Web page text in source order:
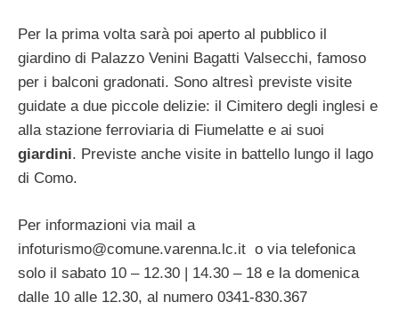
Per la prima volta sarà poi aperto al pubblico il
giardino di Palazzo Venini Bagatti Valsecchi, famoso
per i balconi gradonati. Sono altresì previste visite
guidate a due piccole delizie: il Cimitero degli inglesi e
alla stazione ferroviaria di Fiumelatte e ai suoi
giardini. Previste anche visite in battello lungo il lago
di Como.
Per informazioni via mail a
infoturismo@comune.varenna.lc.it o via telefonica
solo il sabato 10 – 12.30 | 14.30 – 18 e la domenica
dalle 10 alle 12.30, al numero 0341-830.367